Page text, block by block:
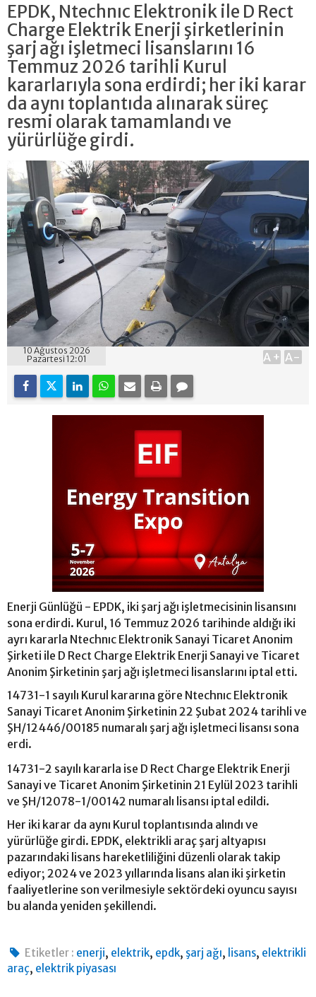
EPDK, Ntechnıc Elektronik ile D Rect
Charge Elektrik Enerji şirketlerinin
şarj ağı işletmeci lisanslarını 16
Temmuz 2026 tarihli Kurul
kararlarıyla sona erdirdi; her iki karar
da aynı toplantıda alınarak süreç
resmi olarak tamamlandı ve
yürürlüğe girdi.
10 Ağustos 2026
Pazartesi 12:01
A+ A-
Enerji Günlüğü - EPDK, iki şarj ağı işletmecisinin lisansını
sona erdirdi. Kurul, 16 Temmuz 2026 tarihinde aldığı iki
ayrı kararla Ntechnıc Elektronik Sanayi Ticaret Anonim
Şirketi ile D Rect Charge Elektrik Enerji Sanayi ve Ticaret
Anonim Şirketinin şarj ağı işletmeci lisanslarını iptal etti.
14731-1 sayılı Kurul kararına göre Ntechnıc Elektronik
Sanayi Ticaret Anonim Şirketinin 22 Şubat 2024 tarihli ve
ŞH/12446/00185 numaralı şarj ağı işletmeci lisansı sona
erdi.
14731-2 sayılı kararla ise D Rect Charge Elektrik Enerji
Sanayi ve Ticaret Anonim Şirketinin 21 Eylül 2023 tarihli
ve ŞH/12078-1/00142 numaralı lisansı iptal edildi.
Her iki karar da aynı Kurul toplantısında alındı ve
yürürlüğe girdi. EPDK, elektrikli araç şarj altyapısı
pazarındaki lisans hareketliliğini düzenli olarak takip
ediyor; 2024 ve 2023 yıllarında lisans alan iki şirketin
faaliyetlerine son verilmesiyle sektördeki oyuncu sayısı
bu alanda yeniden şekillendi.
Etiketler : enerji, elektrik, epdk, şarj ağı, lisans, elektrikli
araç, elektrik piyasası